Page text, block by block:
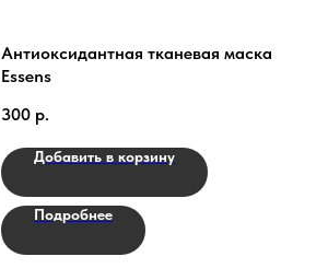
Антиоксидантная тканевая маска
Essens
300 р.
Добавить в корзину
Подробнее